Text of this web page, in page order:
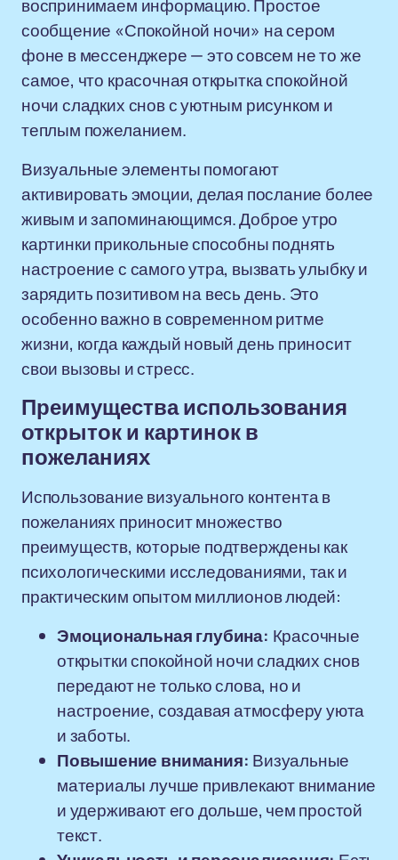
воспринимаем информацию. Простое
сообщение «Спокойной ночи» на сером
фоне в мессенджере — это совсем не то же
самое, что красочная открытка спокойной
ночи сладких снов с уютным рисунком и
теплым пожеланием.
Визуальные элементы помогают
активировать эмоции, делая послание более
живым и запоминающимся. Доброе утро
картинки прикольные способны поднять
настроение с самого утра, вызвать улыбку и
зарядить позитивом на весь день. Это
особенно важно в современном ритме
жизни, когда каждый новый день приносит
свои вызовы и стресс.
Преимущества использования
открыток и картинок в
пожеланиях
Использование визуального контента в
пожеланиях приносит множество
преимуществ, которые подтверждены как
психологическими исследованиями, так и
практическим опытом миллионов людей:
Эмоциональная глубина: Красочные
открытки спокойной ночи сладких снов
передают не только слова, но и
настроение, создавая атмосферу уюта
и заботы.
Повышение внимания: Визуальные
материалы лучше привлекают внимание
и удерживают его дольше, чем простой
текст.